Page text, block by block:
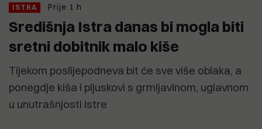
ISTRA Prije 1 h
Središnja Istra danas bi mogla biti
sretni dobitnik malo kiše
Tijekom poslijepodneva bit će sve više oblaka, a
ponegdje kiša i pljuskovi s grmljavinom, uglavnom
u unutrašnjosti Istre